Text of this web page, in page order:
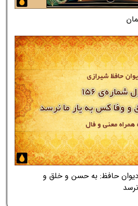
غزل شماره‌ی ۱۵۶ دیوان حافظ: به حسن و خلق و